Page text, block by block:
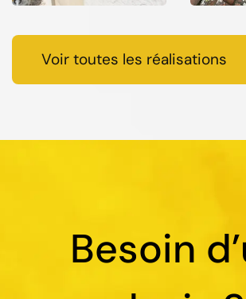
Voir toutes les réalisations
Besoin